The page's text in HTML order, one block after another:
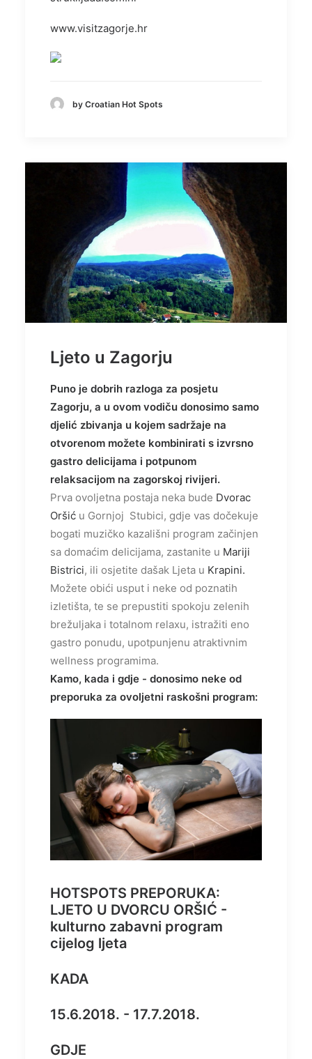
www.visitzagorje.hr
by Croatian Hot Spots
Ljeto u Zagorju
Puno je dobrih razloga za posjetu
Zagorju, a u ovom vodiču donosimo samo
djelić zbivanja u kojem sadržaje na
otvorenom možete kombinirati s izvrsno
gastro delicijama i potpunom
relaksacijom na zagorskoj rivijeri.
Prva ovoljetna postaja neka bude Dvorac
Oršić u Gornjoj Stubici, gdje vas dočekuje
bogati muzičko kazališni program začinjen
sa domaćim delicijama, zastanite u Mariji
Bistrici, ili osjetite dašak Ljeta u Krapini.
Možete obići usput i neke od poznatih
izletišta, te se prepustiti spokoju zelenih
brežuljaka i totalnom relaxu, istražiti eno
gastro ponudu, upotpunjenu atraktivnim
wellness programima.
Kamo, kada i gdje - donosimo neke od
preporuka za ovoljetni raskošni program:
HOTSPOTS PREPORUKA:
LJETO U DVORCU ORŠIĆ -
kulturno zabavni program
cijelog ljeta
KADA
15.6.2018. - 17.7.2018.
GDJE